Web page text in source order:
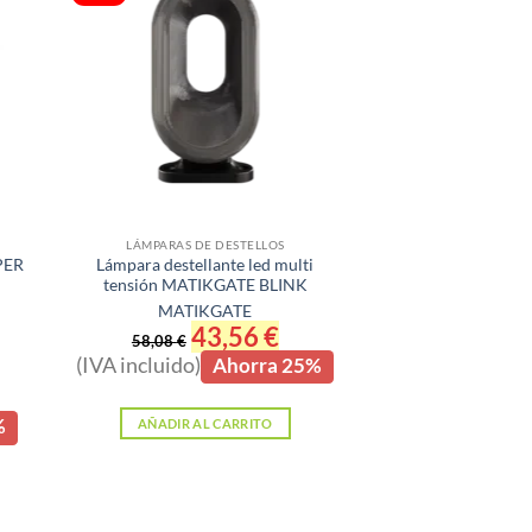
LÁMPARAS DE DESTELLOS
Lámpara destellante led multi
tensión MATIKGATE BLINK
MATIKGATE
58,08€ El
precio
original
era:
58,08 €.
43,56€El
precio
actual
es:
43,56 €.
(IVA incluido) Ahorra 25%
AÑADIR AL CARRITO